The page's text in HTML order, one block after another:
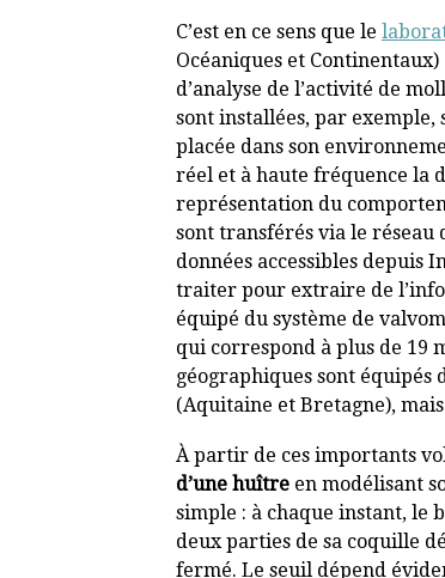
C’est en ce sens que le
Océaniques et
d’analyse de l’activité de
sont installées, par
placée dans son
réel et à haute fréquence la
représentation du
sont transférés via le réseau
données accessibles depuis
traiter pour extraire de
équipé du système de
qui correspond à plus de 19
géographiques sont équipés
(Aquitaine et Bretagne),
À partir de ces importants
d’une huître en modélisant
simple : à chaque instant, le
deux parties de sa coquille
fermé. Le seuil dépend